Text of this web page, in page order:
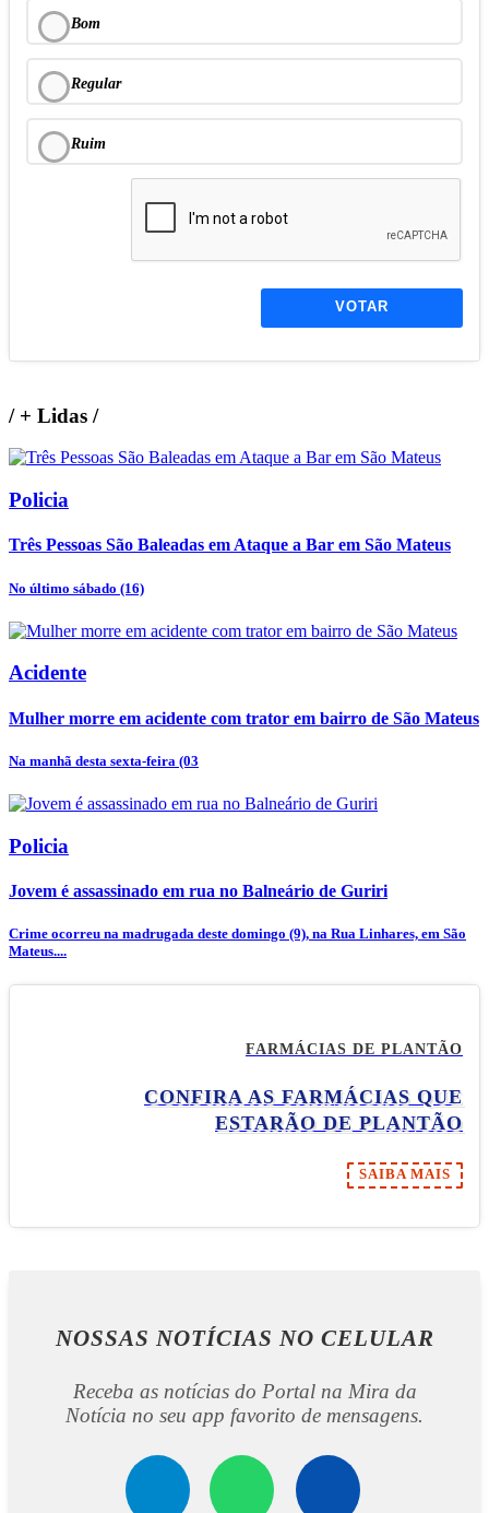
Bom
Regular
Ruim
VOTAR
/+ Lidas /
Policia
Três Pessoas São Baleadas em Ataque a Bar em São Mateus
No último sábado (16)
Acidente
Mulher morre em acidente com trator em bairro de São Mateus
Na manhã desta sexta-feira (03
Policia
Jovem é assassinado em rua no Balneário de Guriri
Crime ocorreu na madrugada deste domingo (9), na Rua Linhares, em São
Mateus....
FARMÁCIAS DE PLANTÃO
CONFIRA AS FARMÁCIAS QUE
ESTARÃO DE PLANTÃO
SAIBA MAIS
NOSSAS NOTÍCIAS NO CELULAR
Receba as notícias do Portal na Mira da
Notícia no seu app favorito de mensagens.